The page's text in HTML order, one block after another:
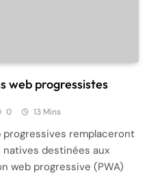
web progressistes
0 13 Mins
progressives remplaceront
destinées aux
web progressive (PWA)